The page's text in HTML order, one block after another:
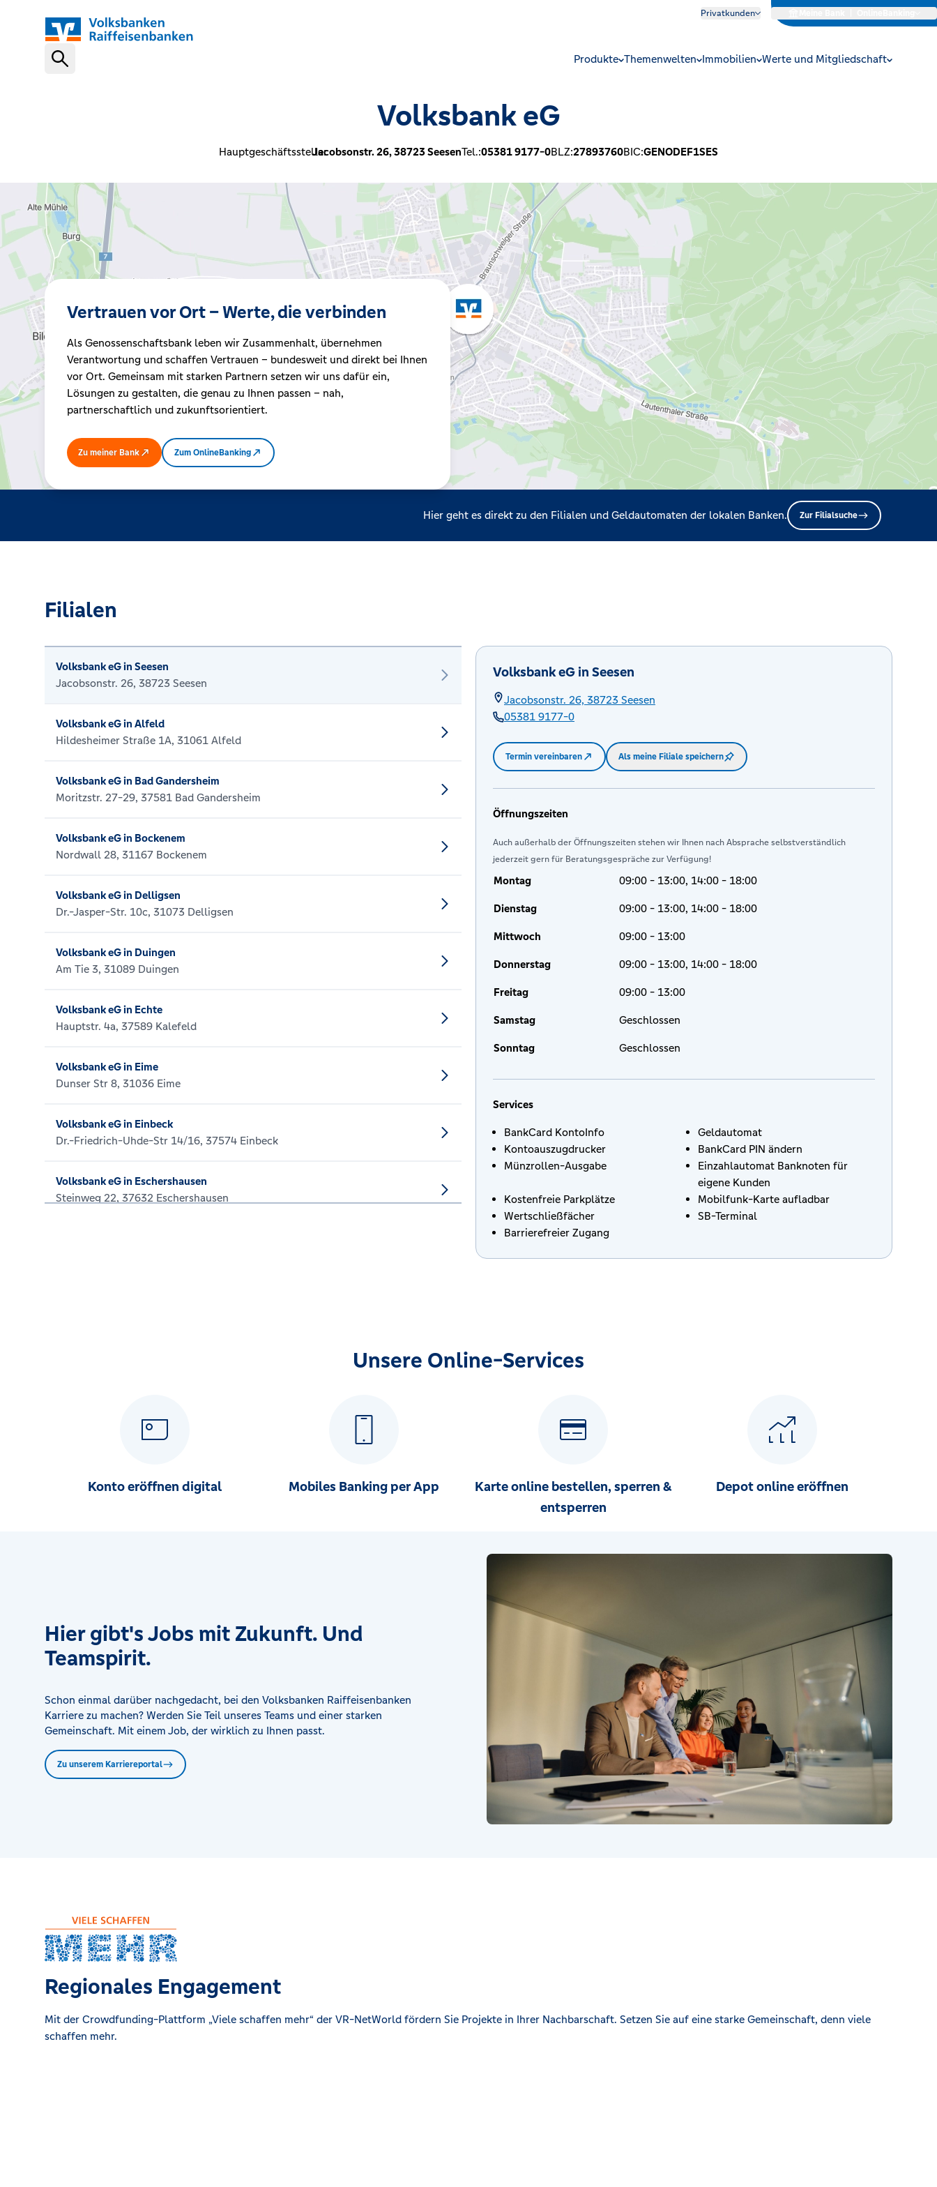
Privatkunden
VR Banking App
Kreditrechner
Immobilien
Produkte Themenwelten Immobilien Werte und Mitgliedschaft
Volksbank eG
Hauptgeschäftsstelle:Jacobsonstr. 26,38723SeesenTel.:05381 9177-0BLZ:27893760BIC:GENODEF1SES
Vertrauen vor Ort – Werte, die verbinden
Als Genossenschaftsbank leben wir Zusammenhalt, übernehmen
Verantwortung und schaffen Vertrauen – bundesweit und direkt bei Ihnen
vor Ort. Gemeinsam mit starken Partnern setzen wir uns dafür ein,
Lösungen zu gestalten, die genau zu Ihnen passen – nah,
partnerschaftlich und zukunftsorientiert.
Zu meiner Bank Zum OnlineBanking
Hier geht es direkt zu den Filialen und Geldautomaten der lokalen Banken. Zur Filialsuche
Filialen
Volksbank eG in Seesen
Jacobsonstr. 26, 38723 Seesen
Volksbank eG in Alfeld
Hildesheimer Straße 1A, 31061 Alfeld
Volksbank eG in Bad Gandersheim
Moritzstr. 27-29, 37581 Bad Gandersheim
Volksbank eG in Bockenem
Nordwall 28, 31167 Bockenem
Volksbank eG in Delligsen
Dr.-Jasper-Str. 10c, 31073 Delligsen
Volksbank eG in Duingen
Am Tie 3, 31089 Duingen
Volksbank eG in Echte
Hauptstr. 4a, 37589 Kalefeld
Volksbank eG in Eime
Dunser Str 8, 31036 Eime
Volksbank eG in Einbeck
Dr.-Friedrich-Uhde-Str 14/16, 37574 Einbeck
Volksbank eG in Eschershausen
Steinweg 22, 37632 Eschershausen
Steimelstr. 2, 38685 Langelsheim
Bahnhofstr. 1a, 38729 Langelsheim
Volksbank eG in Rhüden
Katelnburgstraße 15a, 38723 Seesen
Volksbank eG in Stadtoldendorf
Braaker Str. 1, 37627 Stadtoldendorf
Volksbank eG in Seesen
Jacobsonstr. 26, 38723 Seesen
05381 9177-0
Termin vereinbaren Als meine Filiale speichern
Öffnungszeiten
Auch außerhalb der Öffnungszeiten stehen wir Ihnen nach Absprache selbstverständlich
jederzeit gern für Beratungsgespräche zur Verfügung!
Montag 09:00 - 13:00, 14:00 - 18:00
Dienstag 09:00 - 13:00, 14:00 - 18:00
Mittwoch 09:00 - 13:00
Donnerstag 09:00 - 13:00, 14:00 - 18:00
Freitag 09:00 - 13:00
Samstag Geschlossen
Sonntag Geschlossen
Services
BankCard KontoInfo
Geldautomat
Kontoauszugdrucker
BankCard PIN ändern
Münzrollen-Ausgabe
Einzahlautomat Banknoten für
eigene Kunden
Kostenfreie Parkplätze
Mobilfunk-Karte aufladbar
Wertschließfächer
SB-Terminal
Barrierefreier Zugang
Unsere Online-Services
Konto eröffnen digital Mobiles Banking per App
Karte online bestellen, sperren &
entsperren
Depot online eröffnen
Hier gibt's Jobs mit Zukunft. Und
Teamspirit.
Schon einmal darüber nachgedacht, bei den Volksbanken Raiffeisenbanken
Karriere zu machen? Werden Sie Teil unseres Teams und einer starken
Gemeinschaft. Mit einem Job, der wirklich zu Ihnen passt.
Zu unserem Karriereportal
Regionales Engagement
Mit der Crowdfunding-Plattform „Viele schaffen mehr“ der VR-NetWorld fördern Sie Projekte in Ihrer Nachbarschaft. Setzen Sie auf eine starke Gemeinschaft, denn viele
schaffen mehr.